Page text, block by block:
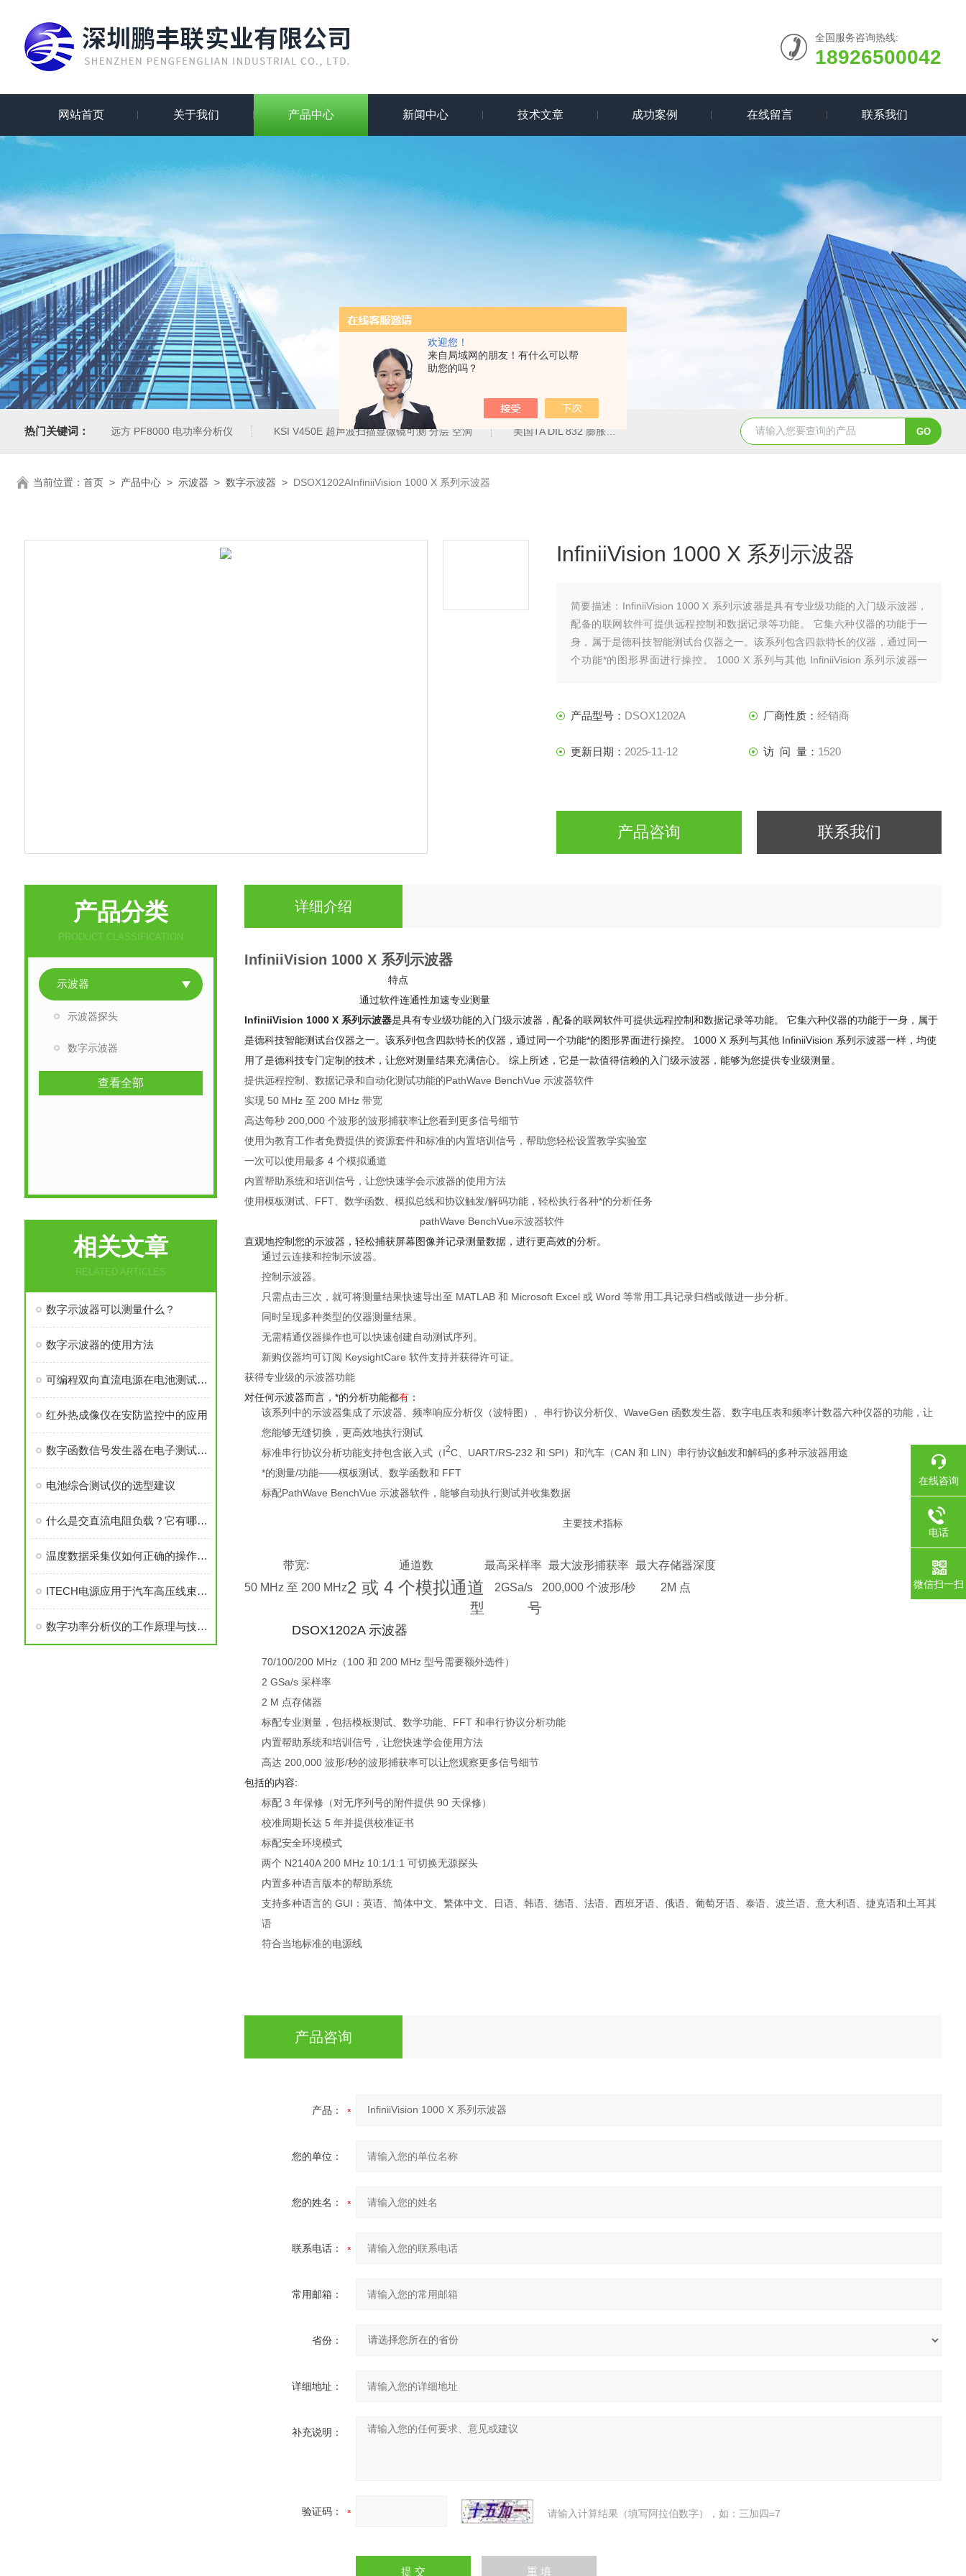
欢迎您！
来自局域网的朋友！有什么可以帮
助您的吗？
全国服务咨询热线:
18926500042
网站首页 关于我们 产品中心 新闻中心 技术文章 成功案例 在线留言 联系我们
热门关键词： 远方 PF8000 电功率分析仪 KSI V450E 超声波扫描显微镜可测 分层 空洞 美国TA DIL 832 膨胀仪 TGA 550热重分析仪 美国TA Discovery Core 流变仪
当前位置： 首页 > 产品中心 > 示波器 > 数字示波器 > DSOX1202AInfiniiVision 1000 X 系列示波器
InfiniiVision 1000 X 系列示波器
简要描述： InfiniiVision 1000 X 系列示波器是具有专业级功能的入门级示波器，
配备的联网软件可提供远程控制和数据记录等功能。 它集六种仪器的功能于一
身，属于是德科技智能测试台仪器之一。该系列包含四款特长的仪器，通过同一
个功能*的图形界面进行操控。 1000 X 系列与其他 InfiniiVision 系列示波器一
产品型号： DSOX1202A 厂商性质：经销商
更新日期： 2025-11-12 访 问 量： 1520
产品咨询 联系我们
产品分类
PRODUCT CLASSIFICATION
示波器
示波器探头
数字示波器
查看全部
相关文章
RELATED ARTICLES
数字示波器可以测量什么？
数字示波器的使用方法
可编程双向直流电源在电池测试与新能源领域的应用
红外热成像仪在安防监控中的应用
数字函数信号发生器在电子测试中的应用
电池综合测试仪的选型建议
什么是交直流电阻负载？它有哪些特点？
温度数据采集仪如何正确的操作使用？
ITECH电源应用于汽车高压线束测试
数字功率分析仪的工作原理与技术解析
详细介绍
InfiniiVision 1000 X 系列示波器
特点
通过软件连通性加速专业测量
InfiniiVision 1000 X 系列示波器是具有专业级功能的入门级示波器，配备的联网软件可提供远程控制和数据记录等功能。 它集六种仪器的功能于一身，属于
是德科技智能测试台仪器之一。该系列包含四款特长的仪器，通过同一个功能*的图形界面进行操控。 1000 X 系列与其他 InfiniiVision 系列示波器一样，均使
用了是德科技专门定制的技术，让您对测量结果充满信心。 综上所述，它是一款值得信赖的入门级示波器，能够为您提供专业级测量。
提供远程控制、数据记录和自动化测试功能的PathWave BenchVue 示波器软件
实现 50 MHz 至 200 MHz 带宽
高达每秒 200,000 个波形的波形捕获率让您看到更多信号细节
使用为教育工作者免费提供的资源套件和标准的内置培训信号，帮助您轻松设置教学实验室
一次可以使用最多 4 个模拟通道
内置帮助系统和培训信号，让您快速学会示波器的使用方法
使用模板测试、FFT、数学函数、模拟总线和协议触发/解码功能，轻松执行各种*的分析任务
pathWave BenchVue示波器软件
直观地控制您的示波器，轻松捕获屏幕图像并记录测量数据，进行更高效的分析。
通过云连接和控制示波器。
控制示波器。
只需点击三次，就可将测量结果快速导出至 MATLAB 和 Microsoft Excel 或 Word 等常用工具记录归档或做进一步分析。
同时呈现多种类型的仪器测量结果。
无需精通仪器操作也可以快速创建自动测试序列。
新购仪器均可订阅 KeysightCare 软件支持并获得许可证。
获得专业级的示波器功能
对任何示波器而言，*的分析功能都有 ：
该系列中的示波器集成了示波器、频率响应分析仪（波特图）、串行协议分析仪、WaveGen 函数发生器、数字电压表和频率计数器六种仪器的功能，让
您能够无缝切换，更高效地执行测试
标准串行协议分析功能支持包含嵌入式（I2C、UART/RS-232 和 SPI）和汽车（CAN 和 LIN）串行协议触发和解码的多种示波器用途
*的测量/功能——模板测试、数学函数和 FFT
标配PathWave BenchVue 示波器软件，能够自动执行测试并收集数据
主要技术指标
带宽:
50 MHz 至 200 MHz
通道数
2 或 4 个模拟通道
最高采样率
2GSa/s
最大波形捕获率
200,000 个波形/秒
最大存储器深度
2M 点
型 号
DSOX1202A 示波器
70/100/200 MHz（100 和 200 MHz 型号需要额外选件）
2 GSa/s 采样率
2 M 点存储器
标配专业测量，包括模板测试、数学功能、FFT 和串行协议分析功能
内置帮助系统和培训信号，让您快速学会使用方法
高达 200,000 波形/秒的波形捕获率可以让您观察更多信号细节
包括的内容:
标配 3 年保修（对无序列号的附件提供 90 天保修）
校准周期长达 5 年并提供校准证书
标配安全环境模式
两个 N2140A 200 MHz 10:1/1:1 可切换无源探头
内置多种语言版本的帮助系统
支持多种语言的 GUI：英语、简体中文、繁体中文、日语、韩语、德语、法语、西班牙语、俄语、葡萄牙语、泰语、波兰语、意大利语、捷克语和土耳其
语
符合当地标准的电源线
产品咨询
产品：
您的单位：
您的姓名：
联系电话：
常用邮箱：
省份：
详细地址：
补充说明：
验证码： 请输入计算结果（填写阿拉伯数字），如：三加四=7
在线咨询
电话
微信扫一扫